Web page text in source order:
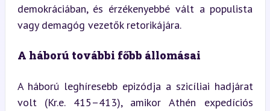
demokráciában, és érzékenyebbé vált a populista
vagy demagóg vezetők retorikájára.
A háború további főbb állomásai
A háború leghíresebb epizódja a szicíliai hadjárat
volt (Kr.e. 415–413), amikor Athén expedíciós